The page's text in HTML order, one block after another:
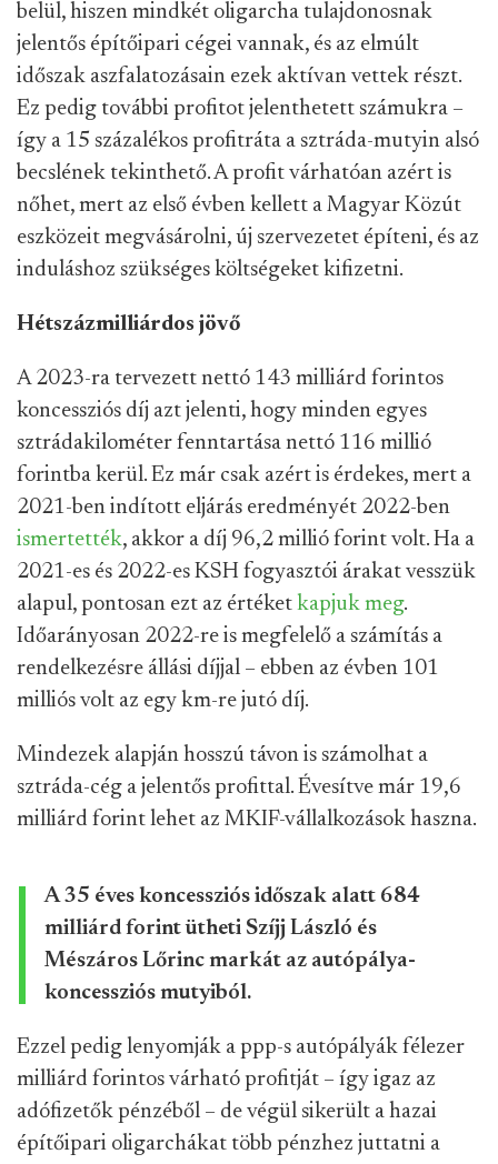
belül, hiszen mindkét oligarcha tulajdonosnak
jelentős építőipari cégei vannak, és az elmúlt
időszak aszfalatozásain ezek aktívan vettek részt.
Ez pedig további profitot jelenthetett számukra –
így a 15 százalékos profitráta a sztráda-mutyin alsó
becslének tekinthető. A profit várhatóan azért is
nőhet, mert az első évben kellett a Magyar Közút
eszközeit megvásárolni, új szervezetet építeni, és az
induláshoz szükséges költségeket kifizetni.
Hétszázmilliárdos jövő
A 2023-ra tervezett nettó 143 milliárd forintos
koncessziós díj azt jelenti, hogy minden egyes
sztrádakilométer fenntartása nettó 116 millió
forintba kerül. Ez már csak azért is érdekes, mert a
2021-ben indított eljárás eredményét 2022-ben
ismertették, akkor a díj 96,2 millió forint volt. Ha a
2021-es és 2022-es KSH fogyasztói árakat vesszük
alapul, pontosan ezt az értéket kapjuk meg.
Időarányosan 2022-re is megfelelő a számítás a
rendelkezésre állási díjjal – ebben az évben 101
milliós volt az egy km-re jutó díj.
Mindezek alapján hosszú távon is számolhat a
sztráda-cég a jelentős profittal. Évesítve már 19,6
milliárd forint lehet az MKIF-vállalkozások haszna.
A 35 éves koncessziós időszak alatt 684
milliárd forint ütheti Szíjj László és
Mészáros Lőrinc markát az autópálya-
koncessziós mutyiból.
Ezzel pedig lenyomják a ppp-s autópályák félezer
milliárd forintos várható profitját – így igaz az
adófizetők pénzéből – de végül sikerült a hazai
építőipari oligarchákat több pénzhez juttatni a